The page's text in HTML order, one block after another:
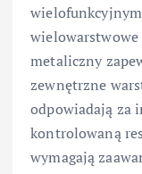
wielofunkcyjnym
metaliczny
zewnętrzne
odpowiadają za
kontrolowaną
wymagają